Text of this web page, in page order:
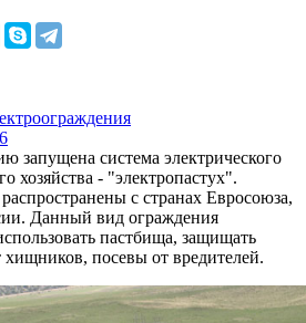
запущена система электрического
хозяйства - "электропастух".
с странах Евросоюза,
Данный вид ограждения
пастбища, защищать
посевы от вредителей.